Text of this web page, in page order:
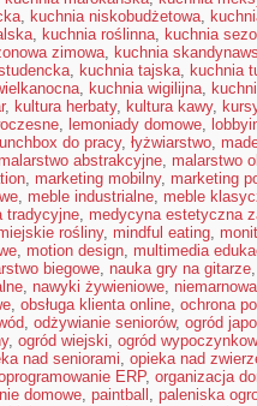
, kuchnia niskobudżetowa,
, kuchnia roślinna, kuchnia
zimowa, kuchnia
, kuchnia tajska, kuchnia
, kuchnia wigilijna,
, kultura herbaty, kultura kawy,
, lemoniady domowe,
lunchbox do pracy, łyżwiarstwo,
abstrakcyjne, malarstwo
, marketing mobilny, marketing
, meble industrialne, meble
tradycyjne, medycyna estetyczna
rośliny, mindful eating,
, motion design, multimedia
biegowe, nauka gry na gitarze
, nawyki żywieniowe,
, obsługa klienta online, ochrona
, odżywianie seniorów, ogród
, ogród wiejski, ogród
nad seniorami, opieka nad
ERP, organizacja
domowe, paintball , paleniska